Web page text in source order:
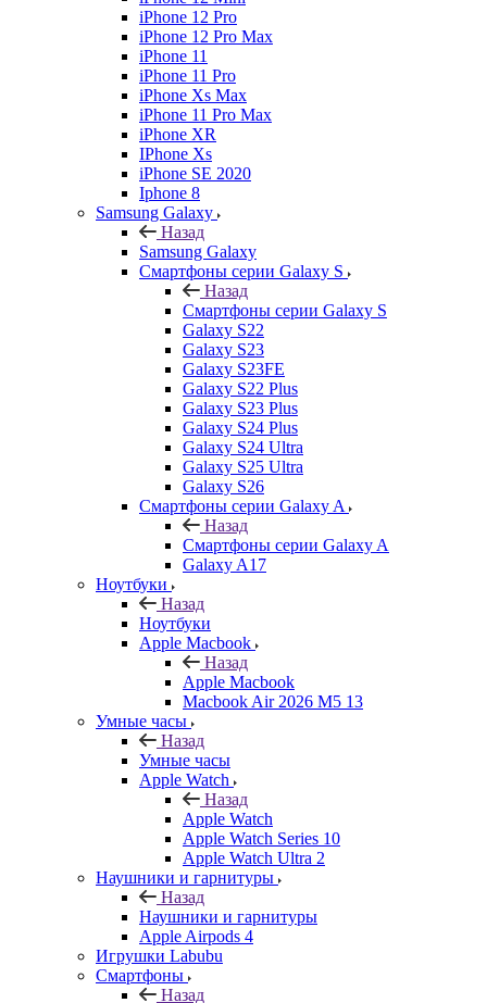
iPhone 12 Pro
iPhone 12 Pro Max
iPhone 11
iPhone 11 Pro
iPhone Xs Max
iPhone 11 Pro Max
iPhone XR
IPhone Xs
iPhone SE 2020
Iphone 8
Samsung Galaxy
Назад
Samsung Galaxy
Смартфоны серии Galaxy S
Назад
Смартфоны серии Galaxy S
Galaxy S22
Galaxy S23
Galaxy S23FE
Galaxy S22 Plus
Galaxy S23 Plus
Galaxy S24 Plus
Galaxy S24 Ultra
Galaxy S25 Ultra
Galaxy S26
Смартфоны серии Galaxy A
Назад
Смартфоны серии Galaxy A
Galaxy A17
Ноутбуки
Назад
Ноутбуки
Apple Macbook
Назад
Apple Macbook
Macbook Air 2026 M5 13
Умные часы
Назад
Умные часы
Apple Watch
Назад
Apple Watch
Apple Watch Series 10
Apple Watch Ultra 2
Наушники и гарнитуры
Назад
Наушники и гарнитуры
Apple Airpods 4
Игрушки Labubu
Смартфоны
Назад